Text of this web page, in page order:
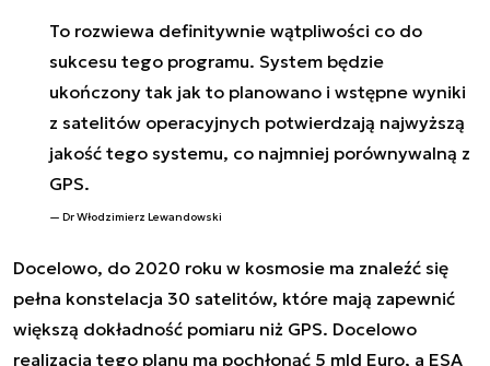
To rozwiewa definitywnie wątpliwości co do
sukcesu tego programu. System będzie
ukończony tak jak to planowano i wstępne wyniki
z satelitów operacyjnych potwierdzają najwyższą
jakość tego systemu, co najmniej porównywalną z
GPS.
Dr Włodzimierz Lewandowski
Docelowo, do 2020 roku w kosmosie ma znaleźć się
pełna konstelacja 30 satelitów, które mają zapewnić
większą dokładność pomiaru niż GPS. Docelowo
realizacja tego planu ma pochłonąć 5 mld Euro, a ESA